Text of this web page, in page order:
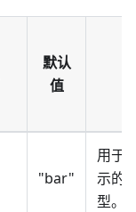
默认
值
"bar"
用于
示的
型。